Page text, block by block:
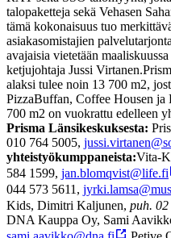
talopaketteja sekä Vehasen
tämä kokonaisuus tuo
asiakasomistajien
avajaisia vietetään
ketjujohtaja Jussi Virtanen.
alaksi tulee noin 13 700 m2,
PizzaBuffan, Coffee Housen ja
700 m2 on vuokrattu edelleen
Prisma Länsikeskuksesta:
010 764 5005,
yhteistyökumppaneista:Vita-
584 1599, jan.blomqvist@life.fi
044 573 5611,
Kids, Dimitri Kaljunen, puh. 02
DNA Kauppa Oy, Sami